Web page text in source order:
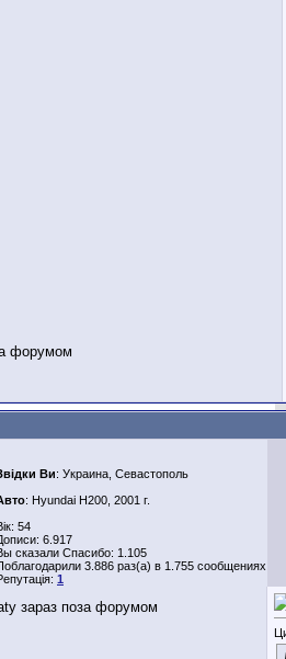
Ви: Украина, Севастополь
: Hyundai H200, 2001 г.
54
6.917
сказали Спасибо: 1.105
3.886 раз(а) в 1.755 сообщениях
1